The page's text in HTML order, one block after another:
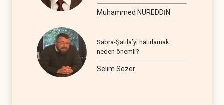
seyir
Muhammed NUREDDİN
Sabra-Şatila’yı hatırlamak
neden önemli?
Selim Sezer